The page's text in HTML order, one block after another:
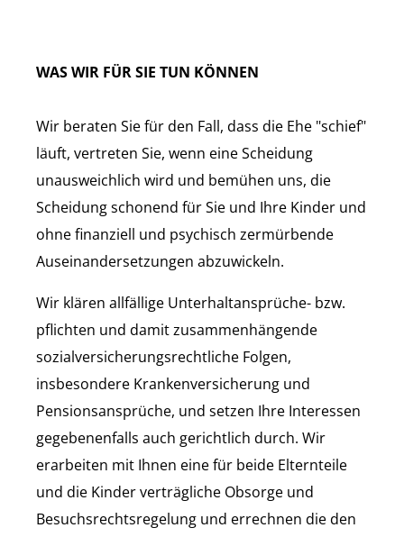
WAS WIR FÜR SIE TUN KÖNNEN
Wir beraten Sie für den Fall, dass die Ehe "schief"
läuft, vertreten Sie, wenn eine Scheidung
unausweichlich wird und bemühen uns, die
Scheidung schonend für Sie und Ihre Kinder und
ohne finanziell und psychisch zermürbende
Auseinandersetzungen abzuwickeln.
Wir klären allfällige Unterhaltansprüche- bzw.
pflichten und damit zusammenhängende
sozialversicherungsrechtliche Folgen,
insbesondere Krankenversicherung und
Pensionsansprüche, und setzen Ihre Interessen
gegebenenfalls auch gerichtlich durch. Wir
erarbeiten mit Ihnen eine für beide Elternteile
und die Kinder verträgliche Obsorge und
Besuchsrechtsregelung und errechnen die den